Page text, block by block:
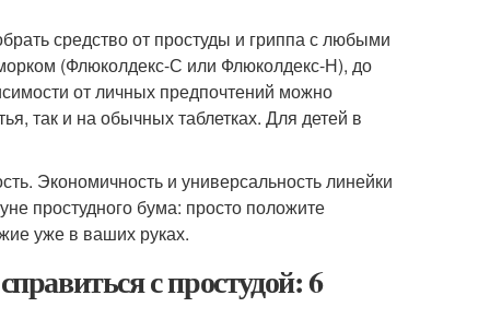
средство от простуды и гриппа с любыми
(Флюколдекс-С или Флюколдекс-Н), до
от личных предпочтений можно
так и на обычных таблетках. Для детей в
Экономичность и универсальность линейки
простудного бума: просто положите
уже в ваших руках.
с простудой: 6